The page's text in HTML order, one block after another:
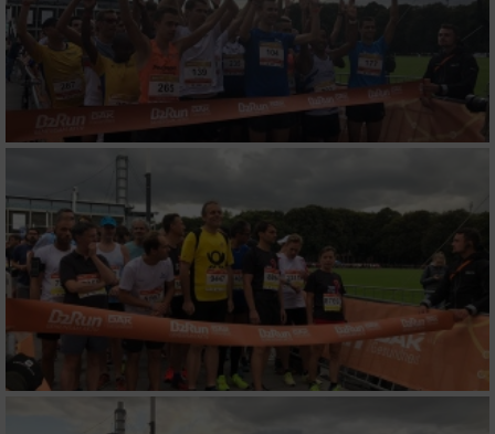
Analyse von Zielgruppen durch Statistiken
oder Kombinationen von Daten aus
verschiedenen Quellen
Entwicklung und Verbesserung der Angebote
Verwendung reduzierter Daten zur Auswahl
von Inhalten
IAB-Besonderheiten:
Verwendung genauer Standortdaten
Geräte anhand von aktiv angeforderten
Informationen identifizieren
Nicht-IAB-Verarbeitungszwecke: